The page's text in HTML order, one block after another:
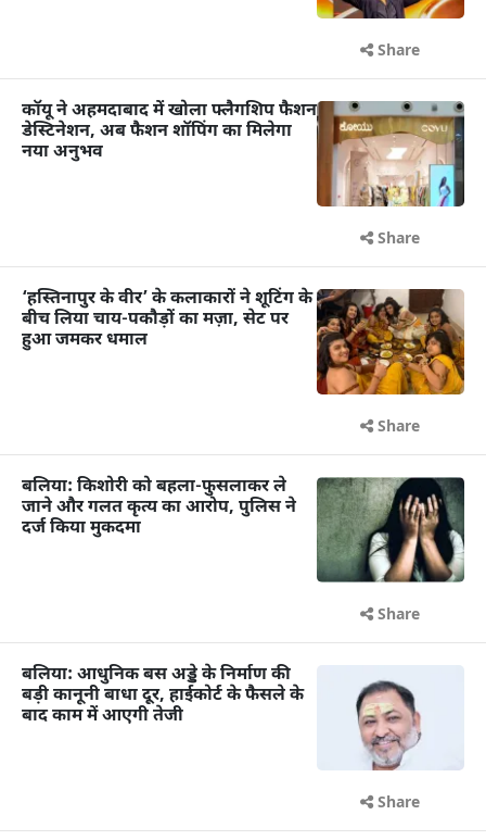
Share
कॉयू ने अहमदाबाद में खोला फ्लैगशिप फैशन
डेस्टिनेशन, अब फैशन शॉपिंग का मिलेगा
नया अनुभव
Share
‘हस्तिनापुर के वीर’ के कलाकारों ने शूटिंग के
बीच लिया चाय-पकौड़ों का मज़ा, सेट पर
हुआ जमकर धमाल
Share
बलिया: किशोरी को बहला-फुसलाकर ले
जाने और गलत कृत्य का आरोप, पुलिस ने
दर्ज किया मुकदमा
Share
बलिया: आधुनिक बस अड्डे के निर्माण की
बड़ी कानूनी बाधा दूर, हाईकोर्ट के फैसले के
बाद काम में आएगी तेजी
Share